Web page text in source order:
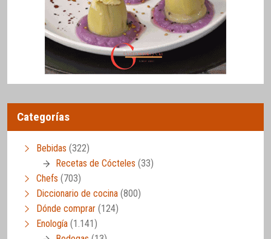
Categorías
Bebidas (322)
Recetas de Cócteles (33)
Chefs (703)
Diccionario de cocina (800)
Dónde comprar (124)
Enología (1.141)